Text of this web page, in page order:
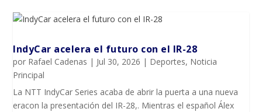
IndyCar acelera el futuro con el IR-28
por Rafael Cadenas | Jul 30, 2026 | Deportes, Noticia
Principal
La NTT IndyCar Series acaba de abrir la puerta a una nueva
eracon la presentación del IR-28,. Mientras el español Álex